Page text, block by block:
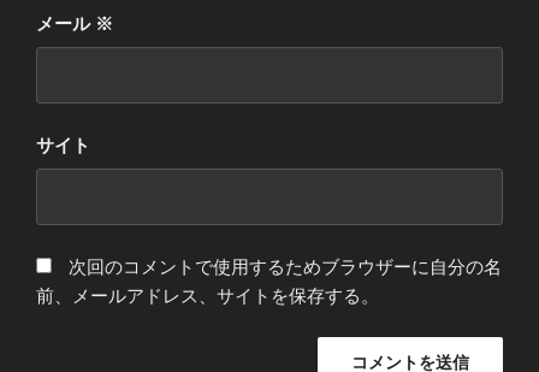
メール ※
サイト
次回のコメントで使用するためブラウザーに自分の名
前、メールアドレス、サイトを保存する。